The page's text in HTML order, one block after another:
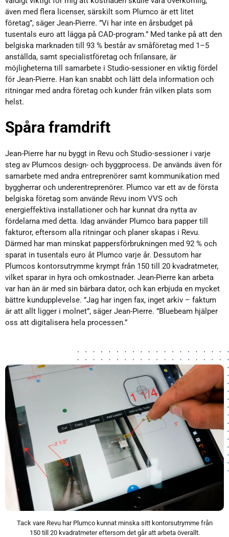
även med flera licenser, särskilt som Plumco är ett litet
företag”, säger Jean-Pierre. ”Vi har inte en årsbudget på
tusentals euro att lägga på CAD-program.” Med tanke på att den
belgiska marknaden till 93 % består av småföretag med 1–5
anställda, samt specialistföretag och frilansare, är
möjligheterna till samarbete i Studio-sessioner en viktig fördel
för Jean-Pierre. Han kan snabbt och lätt dela information och
ritningar med andra företag och kunder från vilken plats som
helst.
Spåra framdrift
Jean-Pierre har nu byggt in Revu och Studio-sessioner i varje
steg av Plumcos design- och byggprocess. De används även för
samarbete med andra entreprenörer samt kommunikation med
byggherrar och underentreprenörer. Plumco var ett av de första
belgiska företag som använde Revu inom VVS och
energieffektiva installationer och har kunnat dra nytta av
fördelarna med detta. Idag använder Plumco bara papper till
fakturor, eftersom alla ritningar och planer skapas i Revu.
Därmed har man minskat pappersförbrukningen med 92 % och
sparat in tusentals euro åt Plumco varje år. Dessutom har
Plumcos kontorsutrymme krympt från 150 till 20 kvadratmeter,
vilket sparar in hyra och omkostnader. Jean-Pierre kan arbeta
var han än är med sin bärbara dator, och kan erbjuda en mycket
bättre kundupplevelse. ”Jag har ingen fax, inget arkiv – faktum
är att allt ligger i molnet”, säger Jean-Pierre. ”Bluebeam hjälper
oss att digitalisera hela processen.”
Tack vare Revu har Plumco kunnat minska sitt kontorsutrymme från
150 till 20 kvadratmeter eftersom det går att arbeta överallt.